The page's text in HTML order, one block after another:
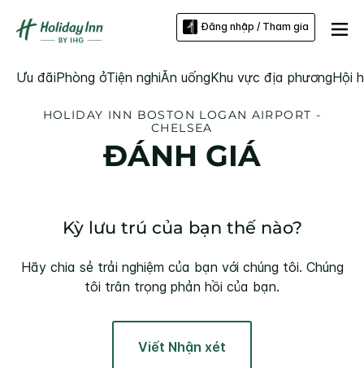
Đăng nhập / Tham gia
Ưu đãiPhòng ởTiện nghiĂn uốngKhu vực địa phươngHội
HOLIDAY INN BOSTON LOGAN AIRPORT -
CHELSEA
ĐÁNH GIÁ
Kỳ lưu trú của bạn thế nào?
Hãy chia sẻ trải nghiệm của bạn với chúng tôi. Chúng
tôi trân trọng phản hồi của bạn.
Viết Nhận xét